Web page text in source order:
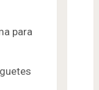
para